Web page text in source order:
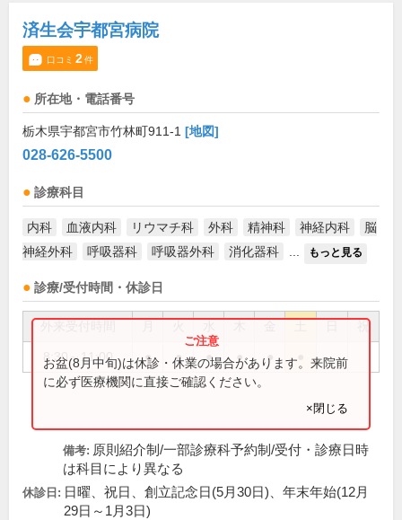
済生会宇都宮病院
口コミ 2件
所在地・電話番号
栃木県宇都宮市竹林町911-1 [地図]
028-626-5500
診療科目
内科 血液内科 リウマチ科 外科 精神科 神経内科
脳
神経外科
呼吸器科 呼吸器外科 消化器科 もっと見る
診療/受付時間・休診日
祝
8:30～11:00 ● ● ● ● ●
お盆(8月中旬)は休診・休業の場合があります。来院前
に必ず医療機関に直接ご確認ください。
×閉じる
備考: 原則紹介制/一部診療科予約制/受付・診療日時
は科目により異なる
休診日: 日曜、祝日、創立記念日(5月30日)、年末年始(12月
29日～1月3日)